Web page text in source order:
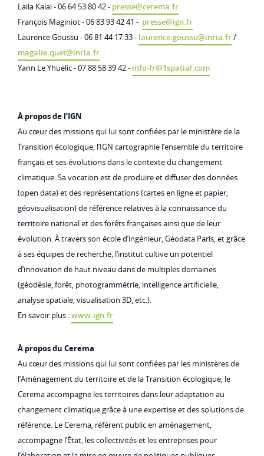
Laila Kalai - 06 64 53 80 42 - presse@cerema.fr
François Maginiot - 06 83 93 42 41 - presse@ign.fr
Laurence Goussu - 06 81 44 17 33 - laurence.goussu@inria.fr/
magalie.quet@inria.fr
Yann Le Yhuelic - 07 88 58 39 42 - info-fr@1spatial.com
À propos de l’IGN
Au cœur des missions qui lui sont confiées par le ministère de la
Transition écologique, l’IGN cartographie l’ensemble du territoire
français et ses évolutions dans le contexte du changement
climatique. Sa vocation est de produire et diffuser des données
(open data) et des représentations (cartes en ligne et papier,
géovisualisation) de référence relatives à la connaissance du
territoire national et des forêts françaises ainsi que de leur
évolution. À travers son école d’ingénieur, Géodata Paris, et grâce
à ses équipes de recherche, l’institut cultive un potentiel
d’innovation de haut niveau dans de multiples domaines
(géodésie, forêt, photogrammétrie, intelligence artificielle,
analyse spatiale, visualisation 3D, etc.).
En savoir plus :www.ign.fr
À propos du Cerema
Au cœur des missions qui lui sont confiées par les ministères de
l’Aménagement du territoire et de la Transition écologique, le
Cerema accompagne les territoires dans leur adaptation au
changement climatique grâce à une expertise et des solutions de
référence. Le Cerema, référent public en aménagement,
accompagne l’État, les collectivités et les entreprises pour